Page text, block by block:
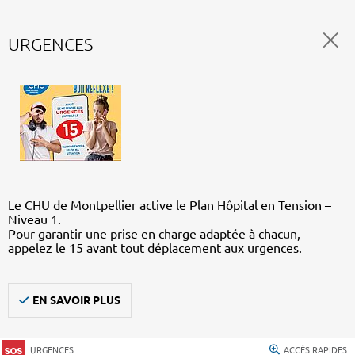
URGENCES
Le CHU de Montpellier active le Plan Hôpital en Tension –
Niveau 1.
Pour garantir une prise en charge adaptée à chacun,
appelez le 15 avant tout déplacement aux urgences.
EN SAVOIR PLUS
URGENCES ACCÈS RAPIDES